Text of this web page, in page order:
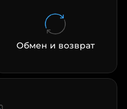
Обмен и возврат